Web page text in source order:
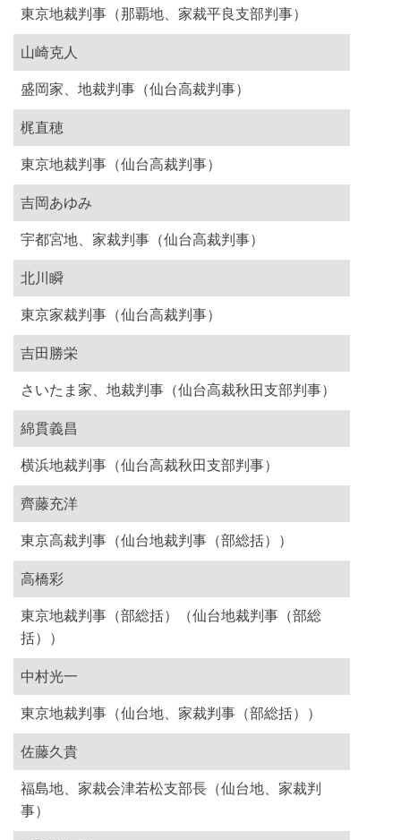
東京地裁判事（那覇地、家裁平良支部判事）
山崎克人
盛岡家、地裁判事（仙台高裁判事）
梶直穂
東京地裁判事（仙台高裁判事）
吉岡あゆみ
宇都宮地、家裁判事（仙台高裁判事）
北川瞬
東京家裁判事（仙台高裁判事）
吉田勝栄
さいたま家、地裁判事（仙台高裁秋田支部判事）
綿貫義昌
横浜地裁判事（仙台高裁秋田支部判事）
齊藤充洋
東京高裁判事（仙台地裁判事（部総括））
高橋彩
東京地裁判事（部総括）（仙台地裁判事（部総
括））
中村光一
東京地裁判事（仙台地、家裁判事（部総括））
佐藤久貴
福島地、家裁会津若松支部長（仙台地、家裁判
事）